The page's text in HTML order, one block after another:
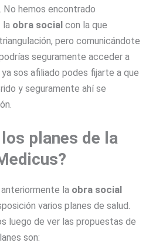
No hemos encontrado
la obra social con la que
pero comunicándote
seguramente acceder a
sos afiliado podes fijarte a que
y seguramente ahí se
planes de la
la obra social
varios planes de salud.
luego de ver las propuestas de
son: